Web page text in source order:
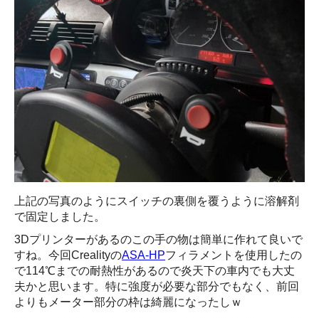
上記の写真のようにスイッチの裏側を覆うように溶解剤
で固定しました。
3Dプリンターがあるのこの手の物は簡単に作れて良いで
すね。今回CrealityのASA-HPフィラメントを使用したの
で114℃までの耐熱性があるので炎天下の車内でも大丈
夫かと思います。特に強度が必要な部分でもなく、前回
よりもメーター部分の枠は綺麗になったしｗ